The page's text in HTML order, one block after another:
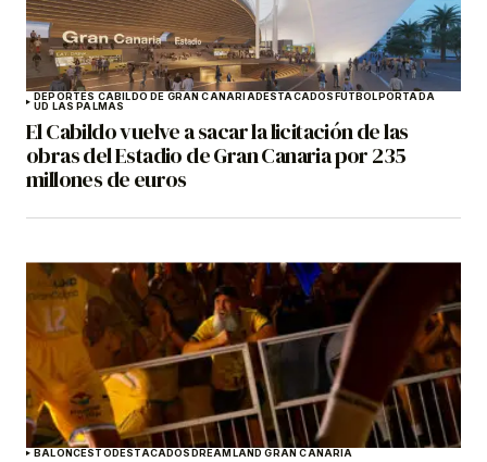
DEPORTES CABILDO DE GRAN CANARIADESTACADOS FÚTBOL PORTADA
UD LAS PALMAS
El Cabildo vuelve a sacar la licitación de las
obras del Estadio de Gran Canaria por 235
millones de euros
BALONCESTO DESTACADOS DREAMLAND GRAN CANARIA